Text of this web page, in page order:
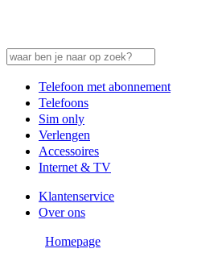
Telefoon met abonnement
Telefoons
Sim only
Verlengen
Accessoires
Internet & TV
Klantenservice
Over ons
Homepage